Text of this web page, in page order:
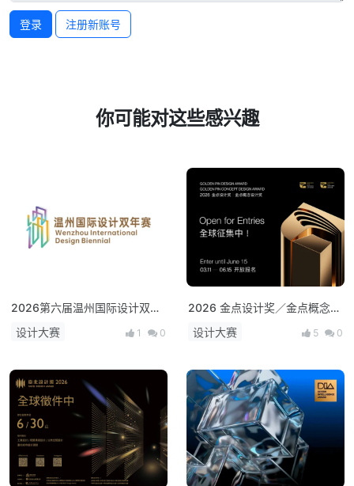
登录 注册新账号
你可能对这些感兴趣
2026第六届温州国际设计双年
展全球征集！
设计大赛 1 0
2026 金点设计奖／金点概念设
计奖 全球征件启动！
设计大赛 5 0